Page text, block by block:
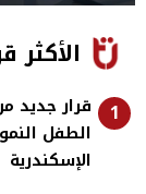
الأكثر
1
قرار جديد
الطفل
الإسكندرية